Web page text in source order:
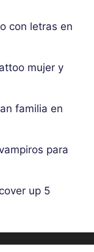
con letras en
mujer y
familia en
para
up 5